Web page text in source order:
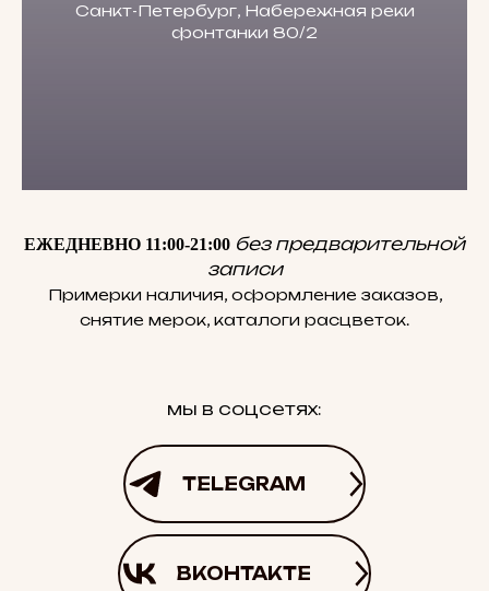
Санкт-Петербург, Набережная реки
фонтанки 80/2
ЕЖЕДНЕВНО 11:00-21:00 без предварительной
записи
Примерки наличия, оформление заказов,
снятие мерок, каталоги расцветок.
мы в соцсетях:
TELEGRAM
ВКОНТАКТЕ